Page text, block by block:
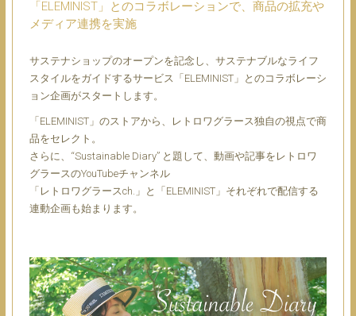
「ELEMINIST」とのコラボレーションで、商品の拡充や
メディア連携を実施
サステナショップのオープンを記念し、サステナブルなライフ
スタイルをガイドするサービス「ELEMINIST」とのコラボレーシ
ョン企画がスタートします。
「ELEMINIST」のストアから、レトロワグラース独自の視点で商
品をセレクト。
さらに、“Sustainable Diary” と題して、動画や記事をレトロワ
グラースのYouTubeチャンネル
「レトロワグラースch.」と「ELEMINIST」それぞれで配信する
連動企画も始まります。